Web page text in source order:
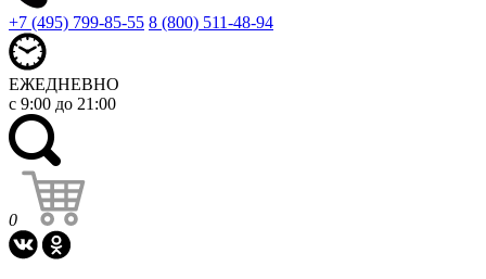
+7 (495) 799-85-55 8 (800) 511-48-94
ЕЖЕДНЕВНО
с 9:00 до 21:00
0